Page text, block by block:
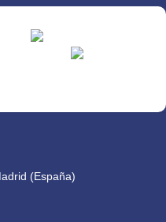
(España)